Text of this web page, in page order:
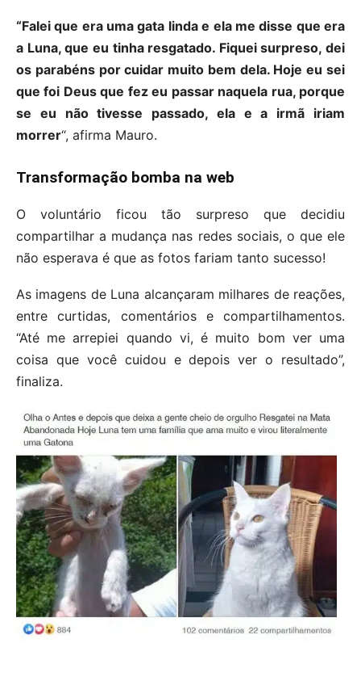
“Falei que era uma gata linda e ela me disse que era
a Luna, que eu tinha resgatado. Fiquei surpreso, dei
os parabéns por cuidar muito bem dela. Hoje eu sei
que foi Deus que fez eu passar naquela rua, porque
se eu não tivesse passado, ela e a irmã iriam
morrer“, afirma Mauro.
Transformação bomba na web
O voluntário ficou tão surpreso que decidiu
compartilhar a mudança nas redes sociais, o que ele
não esperava é que as fotos fariam tanto sucesso!
As imagens de Luna alcançaram milhares de reações,
entre curtidas, comentários e compartilhamentos.
“Até me arrepiei quando vi, é muito bom ver uma
coisa que você cuidou e depois ver o resultado”,
finaliza.